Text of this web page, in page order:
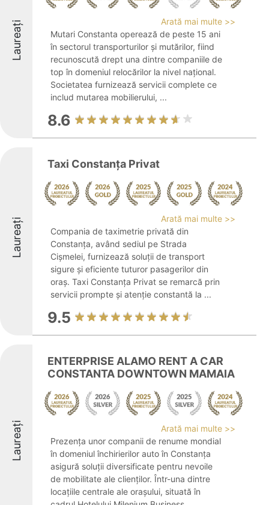
Laureați
Arată mai multe >>
Mutari Constanta operează de peste 15 ani
în sectorul transporturilor și mutărilor, fiind
recunoscută drept una dintre companiile de
top în domeniul relocărilor la nivel național.
Societatea furnizează servicii complete ce
includ mutarea mobilierului, ...
8.6
Laureați
Taxi Constanța Privat
Arată mai multe >>
Compania de taximetrie privată din
Constanța, având sediul pe Strada
Cișmelei, furnizează soluții de transport
sigure și eficiente tuturor pasagerilor din
oraș. Taxi Constanța Privat se remarcă prin
servicii prompte și atenție constantă la ...
9.5
Laureați
ENTERPRISE ALAMO RENT A CAR
CONSTANTA DOWNTOWN MAMAIA
Arată mai multe >>
Prezența unor companii de renume mondial
în domeniul închirierilor auto în Constanța
asigură soluții diversificate pentru nevoile
de mobilitate ale clienților. Într-una dintre
locațiile centrale ale orașului, situată în